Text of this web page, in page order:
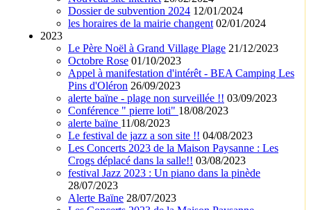
Dossier de subvention 2024 12/01/2024
les horaires de la mairie changent 02/01/2024
2023
Le Père Noël à Grand Village Plage 21/12/2023
Octobre Rose 01/10/2023
Appel à manifestation d'intérêt - BEA Camping Les
Pins d'Oléron 26/09/2023
alerte baïne - plage non surveillée !! 03/09/2023
Conférence " pierre loti" 18/08/2023
alerte baïne 11/08/2023
Le festival de jazz a son site !! 04/08/2023
Les Concerts 2023 de la Maison Paysanne : Les
Crogs déplacé dans la salle!! 03/08/2023
festival Jazz 2023 : Un piano dans la pinède
28/07/2023
Alerte Baïne 28/07/2023